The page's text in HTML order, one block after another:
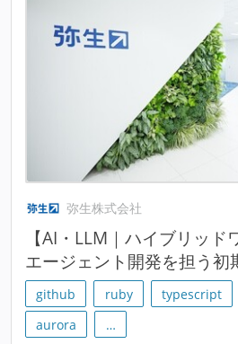
弥生株式会社
【AI・LLM｜ハイブリッ
エージェント開発を担う初
github ruby typescript
aurora
…